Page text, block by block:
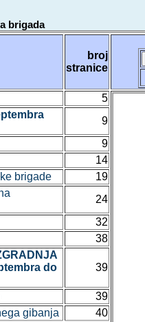
brigada
broj
stranice
5
9
9
14
brigade
19
24
32
38
do
39
39
gibanja
40